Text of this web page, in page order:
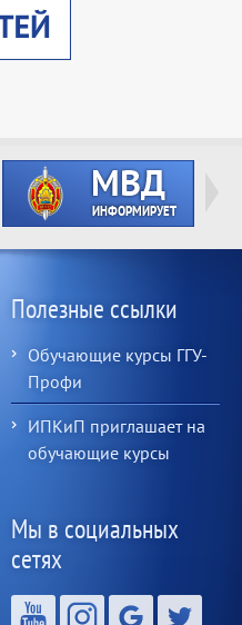
Полезные ссылки
Обучающие курсы ГГУ-
Профи
ИПКиП приглашает на
обучающие курсы
Мы в социальных
сетях